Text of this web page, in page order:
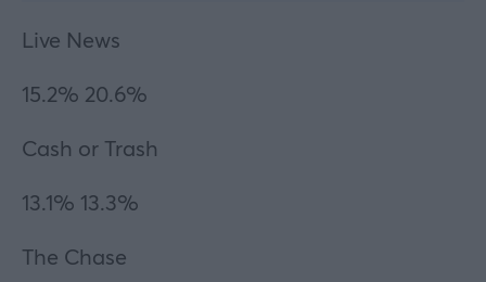
Live News
15.2% 20.6%
Cash or Trash
13.1% 13.3%
The Chase